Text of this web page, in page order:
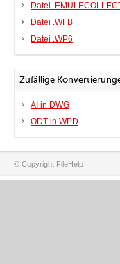
Datei
Datei .WFB
Datei .WP6
Zufällige
AI in DWG
ODT in WPD
© Copyright FileHelp